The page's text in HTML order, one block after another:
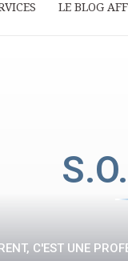
LE BLOG AFF
C'EST UNE